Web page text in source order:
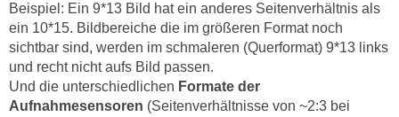
Beispiel: Ein 9*13 Bild hat ein anderes Seitenverhältnis als
ein 10*15. Bildbereiche die im größeren Format noch
sichtbar sind, werden im schmaleren (Querformat) 9*13 links
und recht nicht aufs Bild passen.
Und die unterschiedlichen Formate der
Aufnahmesensoren (Seitenverhältnisse von ~2:3 bei